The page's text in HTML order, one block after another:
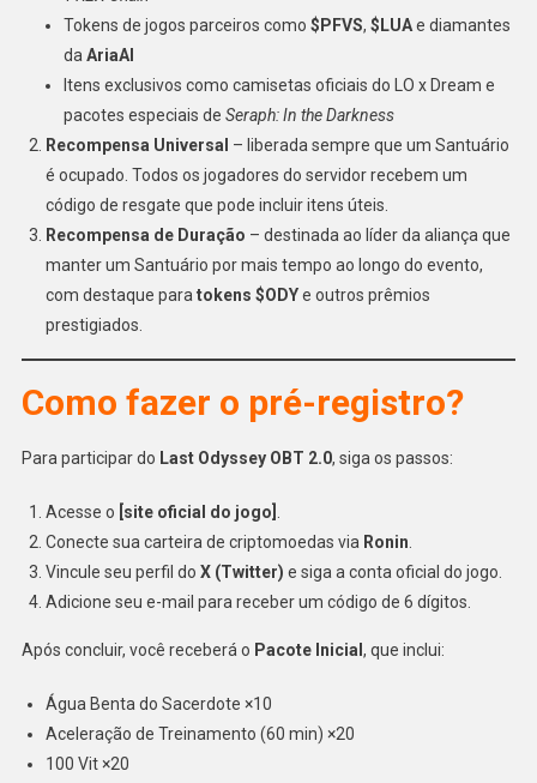
Tokens de jogos parceiros como $PFVS, $LUAe diamantes
da AriaAI
Itens exclusivos como camisetas oficiais do LO x Dream e
pacotes especiais de Seraph: In the Darkness
Recompensa Universal – liberada sempre que um Santuário
é ocupado. Todos os jogadores do servidor recebem um
código de resgate que pode incluir itens úteis.
Recompensa de Duração – destinada ao líder da aliança que
manter um Santuário por mais tempo ao longo do evento,
com destaque para tokens $ODYe outros prêmios
prestigiados.
Como fazer o pré-registro?
Para participar do Last Odyssey OBT 2.0, siga os passos:
Acesse o [site oficial do jogo]
Conecte sua carteira de criptomoedas via Ronin
Vincule seu perfil do X (Twitter) e siga a conta oficial do jogo.
Adicione seu e-mail para receber um código de 6 dígitos.
Após concluir, você receberá o Pacote Inicial , que inclui:
Água Benta do Sacerdote ×10
Aceleração de Treinamento (60 min) ×20
100 Vit ×20